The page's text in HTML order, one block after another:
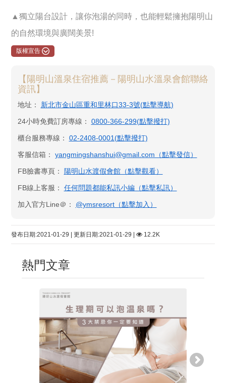
▲獨立陽台設計，讓你泡湯的同時，也能輕鬆擁抱陽明山
的自然環境與廣闊美景!
版權宣告
【陽明山溫泉住宿推薦－陽明山水溫泉會館聯絡
資訊】
地址： 新北市金山區重和里林口33-3號(點擊導航)
24小時免費訂房專線： 0800-366-299(點擊撥打)
櫃台服務專線： 02-2408-0001(點擊撥打)
客服信箱： yangmingshanshui@gmail.com（點擊發信）
FB臉書專頁： 陽明山水渡假會館​（點擊觀看）
FB線上客服： 任何問題都能私訊小編（點擊私訊）
加入官方Line＠： @ymsresort（點擊加入）
發布日期:2021-01-29 | 更新日期:2021-01-29 | 12.2K
熱門文章